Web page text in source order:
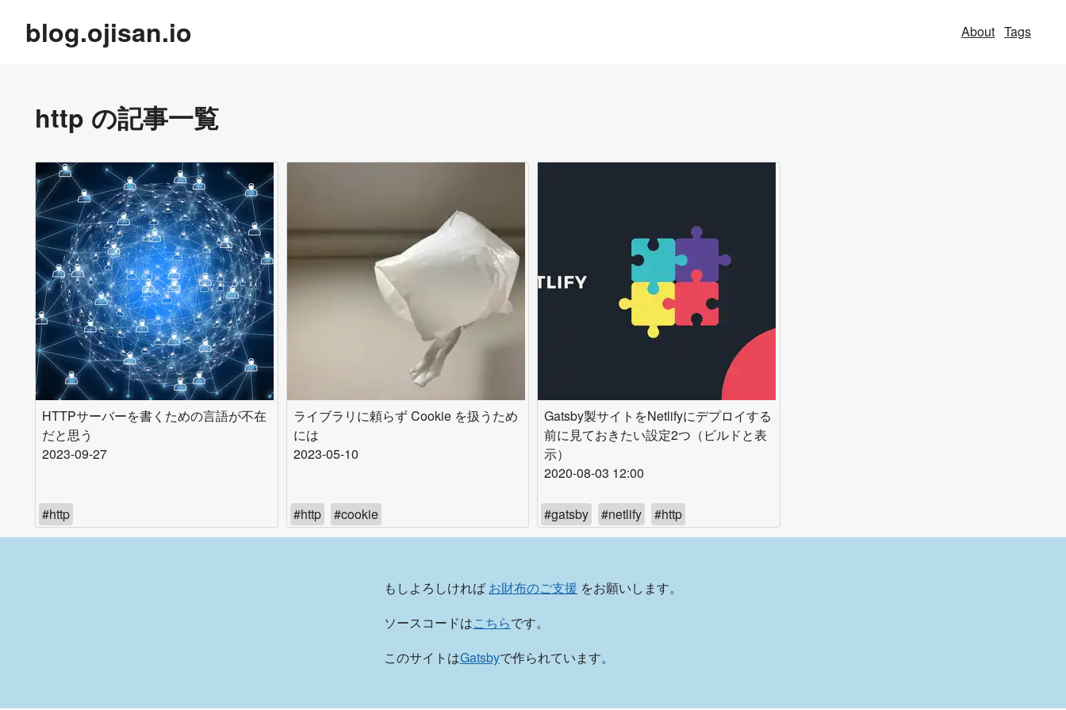
blog.ojisan.io About Tags
http の記事一覧
HTTPサーバーを書くための言語が不在
だと思う
2023-09-27
#http
ライブラリに頼らず Cookie を扱うため
には
2023-05-10
#http #cookie
Gatsby製サイトをNetlifyにデプロイする
前に見ておきたい設定2つ（ビルドと表
示）
2020-08-03 12:00
#gatsby #netlify #http
もしよろしければ お財布のご支援 をお願いします。
ソースコードはこちらです。
このサイトはGatsbyで作られています。